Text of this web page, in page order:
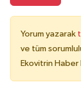
Yorum yazarak
ve tüm
Ekovitrin